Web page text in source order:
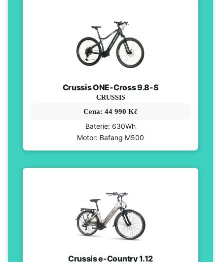
Crussis ONE-Cross 9.8-S
CRUSSIS
Cena: 44 990 Kč
Baterie: 630Wh
Motor: Bafang M500
Crussis e-Country 1.12